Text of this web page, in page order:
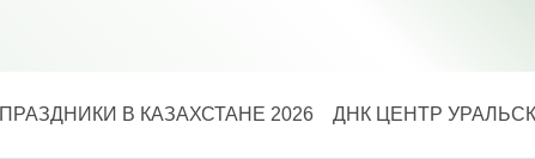
ПРАЗДНИКИ В КАЗАХСТАНЕ 2026 ДНК ЦЕНТР УРАЛЬСК